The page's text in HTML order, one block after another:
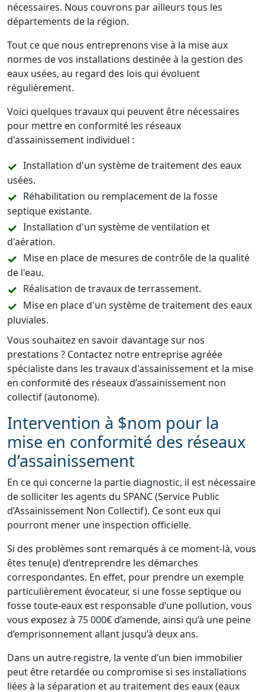
nécessaires. Nous couvrons par ailleurs tous les
départements de la région.
Tout ce que nous entreprenons vise à la mise aux
normes de vos installations destinée à la gestion des
eaux usées, au regard des lois qui évoluent
régulièrement.
Voici quelques travaux qui peuvent être nécessaires
pour mettre en conformité les réseaux
d'assainissement individuel :
Installation d'un système de traitement des eaux
usées.
Réhabilitation ou remplacement de la fosse
septique existante.
Installation d'un système de ventilation et
d'aération.
Mise en place de mesures de contrôle de la qualité
de l'eau.
Réalisation de travaux de terrassement.
Mise en place d'un système de traitement des eaux
pluviales.
Vous souhaitez en savoir davantage sur nos
prestations ? Contactez notre entreprise agréée
spécialiste dans les travaux d'assainissement et la mise
en conformité des réseaux d’assainissement non
collectif (autonome).
Intervention à $nom pour la
mise en conformité des réseaux
d’assainissement
En ce qui concerne la partie diagnostic, il est nécessaire
de solliciter les agents du SPANC (Service Public
d’Assainissement Non Collectif). Ce sont eux qui
pourront mener une inspection officielle.
Si des problèmes sont remarqués à ce moment-là, vous
êtes tenu(e) d’entreprendre les démarches
correspondantes. En effet, pour prendre un exemple
particulièrement évocateur, si une fosse septique ou
fosse toute-eaux est responsable d’une pollution, vous
vous exposez à 75 000€ d’amende, ainsi qu’à une peine
d’emprisonnement allant jusqu’à deux ans.
Dans un autre registre, la vente d’un bien immobilier
peut être retardée ou compromise si ses installations
liées à la séparation et au traitement des eaux (eaux